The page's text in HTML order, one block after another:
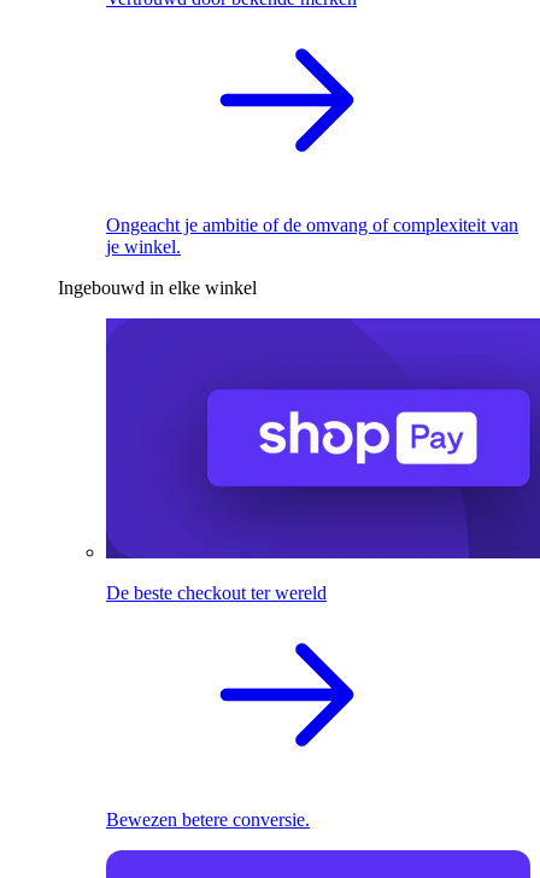
Ongeacht je ambitie of de omvang of complexiteit van
je winkel.
Ingebouwd in elke winkel
De beste checkout ter wereld
Bewezen betere conversie.